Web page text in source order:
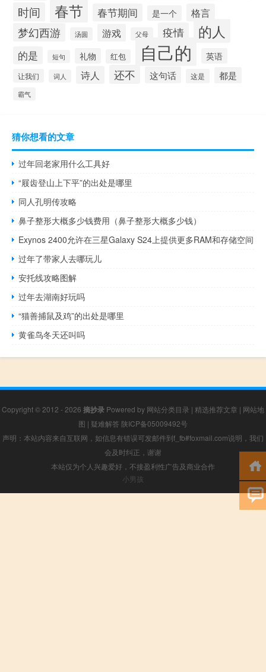
时间 春节 春节期间 是一个 格言
梦幻西游 汤圆 游戏 父母 疫情 的人
的是 短句 礼物 红包 自己的 英语
让我们 词人 诗人 还不 这句话 这是 都是
霸气
猜你想看的文章
过年回老家用什么工具好
“屐齿登山上下平”的出处是哪里
同人孔明传攻略
鼻子整形大概多少钱费用（鼻子整形大概多少钱）
Exynos 2400允许在三星Galaxy S24上提供更多RAM和存储空间
过年了带家人去哪玩儿
安托线攻略图解
过年去湖南好玩吗
“猫善捕鼠及鸡”的出处是哪里
黄雀鸟冬天还叫吗
Copyright © 2012 - 2026 摘抄录 Powered by 网站分类目录 | 精选推荐文章 | 网站地
图 | 疑难解答 陕ICP备05009492号
声明：本站内容来自互联网，如信息有错误可发邮件到f_fb#foxmail.com说明，我们
会及时纠正，谢谢
本站仅为个人兴趣爱好，不接盈利性广告及商业合作
小男孩